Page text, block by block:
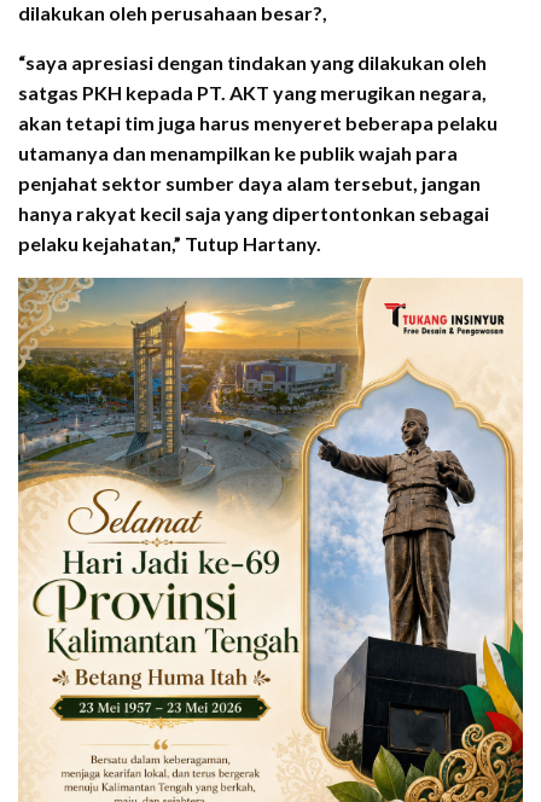
dilakukan oleh perusahaan besar?,
“saya apresiasi dengan tindakan yang dilakukan oleh
satgas PKH kepada PT. AKT yang merugikan negara,
akan tetapi tim juga harus menyeret beberapa pelaku
utamanya dan menampilkan ke publik wajah para
penjahat sektor sumber daya alam tersebut, jangan
hanya rakyat kecil saja yang dipertontonkan sebagai
pelaku kejahatan,” Tutup Hartany.